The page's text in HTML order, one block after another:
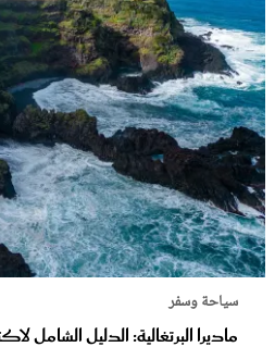
سياحة وسفر
ماديرا البرتغالية: الدليل الشامل